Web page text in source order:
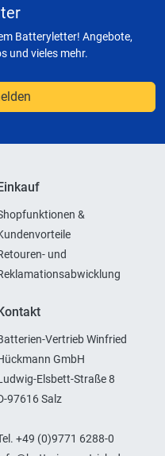
Batteryletter! Angebote,
und vieles mehr.
&
und
Vertrieb Winfried
GmbH
Elsbett-Straße 8
97616 Salz
+49 (0)9771 6288-0